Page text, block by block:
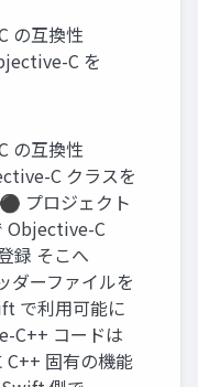
の互換性
C を
の互換性
C クラスを
プロジェクト
Objective-C
録 そこへ
ダーファイルを
で利用可能に
C++ コードは
C++ 固有の機能